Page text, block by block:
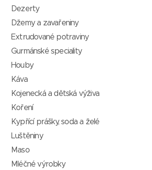
Dezerty
Džemy a zavařeniny
Extrudované potraviny
Gurmánské speciality
Houby
Káva
Kojenecká a dětská výživa
Koření
Kypřící prášky, soda a želé
Luštěniny
Maso
Mléčné výrobky